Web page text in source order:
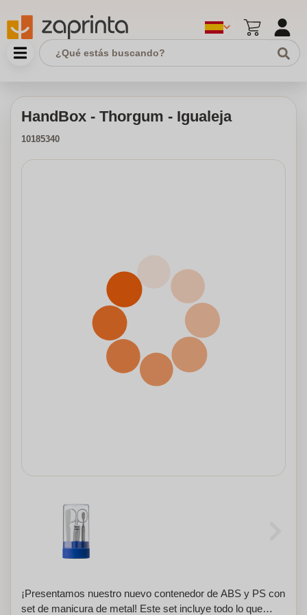
HandBox - Thorgum - Igualeja
10185340
¡Presentamos nuestro nuevo contenedor de ABS y PS con
set de manicura de metal! Este set incluye todo lo que